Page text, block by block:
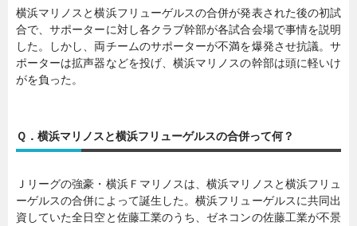
副業 ニュース
暮らし エンタメ
連載一覧
横浜マリノスと横浜フリューゲルスの合併が発表された後の初試
合で、サポーターに対し各クラブ幹部が各試合会場で事情を説明
した。しかし、両チームのサポーターが不満を爆発させ抗議。サ
ポーターは拡声器などを投げ、横浜マリノスの幹部は頭に軽いけ
がを負った。
Ｑ．横浜マリノスと横浜フリューゲルスの合併って何？
Ｊリーグの強豪・横浜Ｆマリノスは、横浜マリノスと横浜フリュ
ーゲルスの合併によって誕生した。横浜フリューゲルスに共同出
資していた全日空と佐藤工業のうち、ゼネコンの佐藤工業が不景